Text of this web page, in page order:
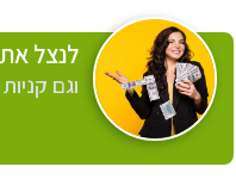
מידע נוסף
בתי מלון באי זנזיבר
שחיה וצלילה עם
שחיה עם צבים בזנזיבר
לנצל
וגם קניות עם